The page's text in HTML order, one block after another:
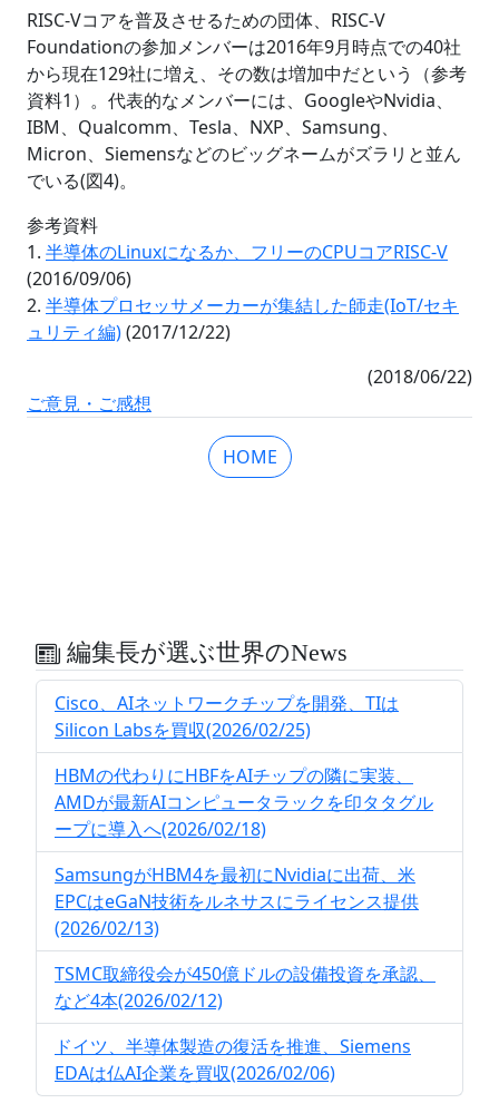
RISC-Vコアを普及させるための団体、RISC-V
Foundationの参加メンバーは2016年9月時点での40社
から現在129社に増え、その数は増加中だという（参考
資料1）。代表的なメンバーには、GoogleやNvidia、
IBM、Qualcomm、Tesla、NXP、Samsung、
Micron、Siemensなどのビッグネームがズラリと並ん
でいる(図4)。
参考資料
1. 半導体のLinuxになるか、フリーのCPUコアRISC-V
(2016/09/06)
2. 半導体プロセッサメーカーが集結した師走(IoT/セキ
ュリティ編)(2017/12/22)
(2018/06/22)
ご意見・ご感想
HOME
編集長が選ぶ世界のNews
Cisco、AIネットワークチップを開発、TIは
Silicon Labsを買収(2026/02/25)
HBMの代わりにHBFをAIチップの隣に実装、
AMDが最新AIコンピュータラックを印タタグル
ープに導入へ(2026/02/18)
SamsungがHBM4を最初にNvidiaに出荷、米
EPCはeGaN技術をルネサスにライセンス提供
(2026/02/13)
TSMC取締役会が450億ドルの設備投資を承認、
など4本(2026/02/12)
ドイツ、半導体製造の復活を推進、Siemens
EDAは仏AI企業を買収(2026/02/06)